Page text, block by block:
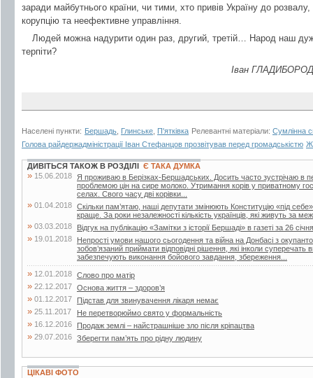
заради майбутнього країни, чи тими, хто привів Україну до
корупцію та неефективне управління.
Людей можна надурити один раз, другий, третій… Народ наш
терпіти?
Іван
Населені пункти: Бершадь Глинське П'ятківка Релевантні матеріали: Сумлінна
Голова райдержадміністрації Іван Стефанцов прозвітував перед громадськістю
ДИВІТЬСЯ ТАКОЖ В РОЗДІЛІ Є ТАКА ДУМКА
» 15.06.2018
Я проживаю в Берізках-Бершадських. Досить часто зустрічаю в
проблемою цін на сире молоко. Утримання корів у приватному
селах. Свого часу дві корівки...
» 01.04.2018 Скільки пам’ятаю, наші депутати змінюють Конституцію «під
краще. За роки незалежності кількість українців, які живуть за
» 03.03.2018 Відгук на публікацію «Замітки з історії Бершаді» в газеті за 26
» 19.01.2018
Непрості умови нашого сьогодення та війна на Донбасі з
зобов’язаний приймати відповідні рішення, які інколи
забезпечують виконання бойового завдання, збереження...
» 12.01.2018 Слово про матір
» 22.12.2017 Основа життя – здоров’я
» 01.12.2017 Підстав для звинувачення лікаря немає
» 25.11.2017 Не перетворюймо свято у формальність
» 16.12.2016 Продаж землі – найстрашніше зло після кріпацтва
» 29.07.2016 Зберегти пам’ять про рідну людину
ЦІКАВІ ФОТО